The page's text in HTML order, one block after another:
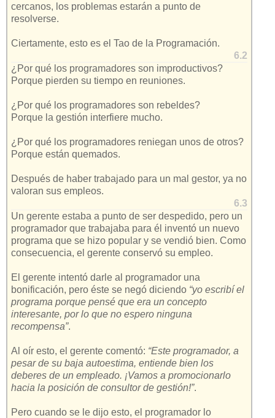
cercanos, los problemas estarán a punto de
resolverse.
Ciertamente, esto es el Tao de la Programación.
6.2
¿Por qué los programadores son improductivos?
Porque pierden su tiempo en reuniones.
¿Por qué los programadores son rebeldes?
Porque la gestión interfiere mucho.
¿Por qué los programadores reniegan unos de otros?
Porque están quemados.
Después de haber trabajado para un mal gestor, ya no
valoran sus empleos.
6.3
Un gerente estaba a punto de ser despedido, pero un
programador que trabajaba para él inventó un nuevo
programa que se hizo popular y se vendió bien. Como
consecuencia, el gerente conservó su empleo.
El gerente intentó darle al programador una
bonificación, pero éste se negó diciendo “yo escribí el
programa porque pensé que era un concepto
interesante, por lo que no espero ninguna
recompensa”.
Al oír esto, el gerente comentó: “Este programador, a
pesar de su baja autoestima, entiende bien los
deberes de un empleado. ¡Vamos a promocionarlo
hacia la posición de consultor de gestión!”.
Pero cuando se le dijo esto, el programador lo